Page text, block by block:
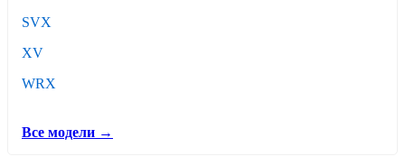
SVX
XV
WRX
Все модели →